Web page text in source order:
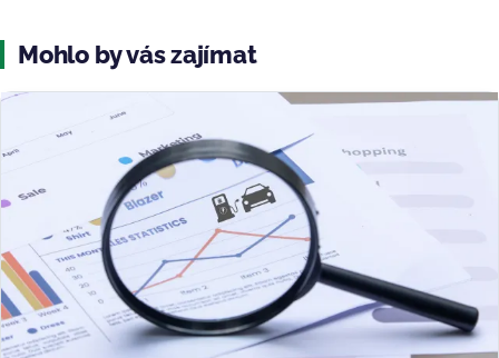
Mohlo by vás zajímat